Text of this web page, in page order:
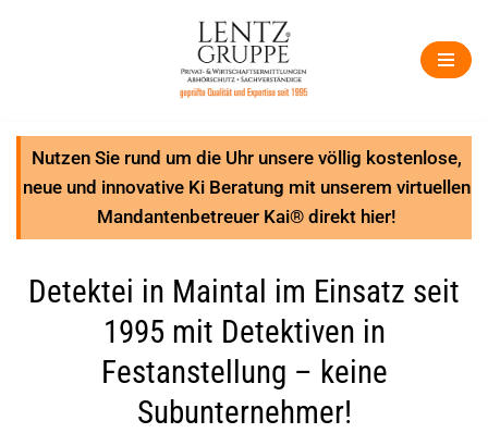
Nutzen Sie rund um die Uhr unsere völlig kostenlose,
neue und innovative Ki Beratung mit unserem virtuellen
Mandantenbetreuer Kai® direkt hier!
Detektei in Maintal im Einsatz seit
1995 mit Detektiven in
Festanstellung – keine
Subunternehmer!